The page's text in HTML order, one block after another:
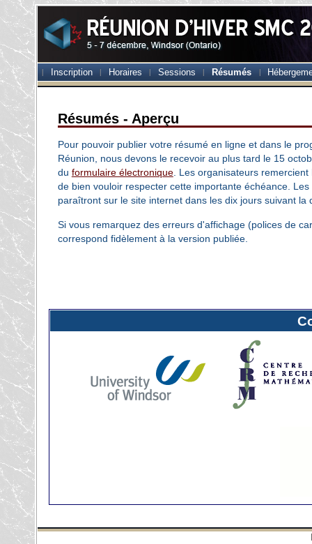
Inscription Horaires Sessions Résumés
Résumés - Aperçu
Pour pouvoir publier votre résumé en ligne et dans le
Réunion, nous devons le recevoir au plus tard le 15
du formulaire électronique. Les organisateurs remercient
de bien vouloir respecter cette importante échéance. Les
paraîtront sur le site internet dans les dix jours suivant la
Si vous remarquez des erreurs d'affichage (polices de
correspond fidèlement à la version publiée.